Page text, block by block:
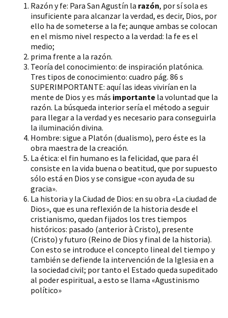
Razón yfe: Para San Agustín la razón, por sí sola es
insuficiente para alcanzar la verdad, es decir, Dios, por
ello ha de someterse a la fe; aunque ambas se colocan
en el mismo nivel respecto a la verdad: la fe es el
medio;
prima frente a la razón.
Teoría del conocimiento: de inspiración platónica.
Tres tipos de conocimiento: cuadro pág. 86 s
SUPERIMPORTANTE: aquí las ideas vivirían en la
mente de Dios y es más importante la voluntad que la
razón. La búsqueda interior sería el método a seguir
para llegar a la verdad y es necesario para conseguirla
la iluminación divina.
Hombre: sigue a Platón (dualismo), pero éste es la
obra maestra de la creación.
La ética: el fin humano es la felicidad, que para él
consiste en la vida buena o beatitud, que por supuesto
sólo está en Dios y se consigue «con ayuda de su
gracia».
La historia y la Ciudad de Dios: en su obra «La ciudad de
Dios», que es una reflexión de la historia desde el
cristianismo, quedan fijados los tres tiempos
históricos: pasado (anterior à Cristo), presente
(Cristo) y futuro (Reino de Dios y final de la historia).
Con esto se introduce el concepto lineal del tiempo y
también se defiende la intervención de la Iglesia en a
la sociedad civil; por tanto el Estado queda supeditado
al poder espiritual, a esto se llama «Agustinismo
político»